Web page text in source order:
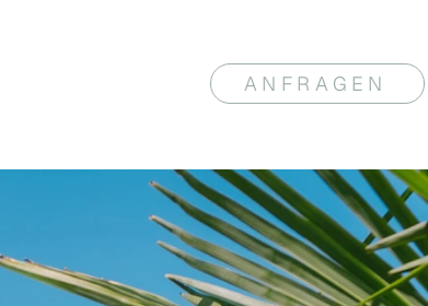
ANFRAGEN